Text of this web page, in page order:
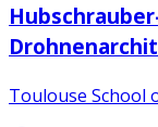
Toulouse School